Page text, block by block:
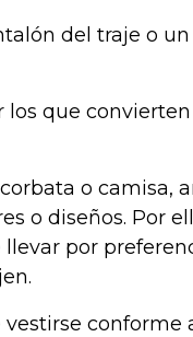
del traje o
los que
o camisa,
o diseños. Por
por
conforme